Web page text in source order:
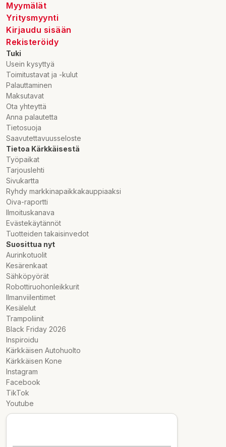
Myymälät
Yritysmyynti
Kirjaudu sisään
Rekisteröidy
Tuki
Usein kysyttyä
Toimitustavat ja -kulut
Palauttaminen
Maksutavat
Ota yhteyttä
Anna palautetta
Tietosuoja
Saavutettavuusseloste
Tietoa Kärkkäisestä
Työpaikat
Tarjouslehti
Sivukartta
Ryhdy markkinapaikkakauppiaaksi
Oiva-raportti
Ilmoituskanava
Evästekäytännöt
Tuotteiden takaisinvedot
Suosittua nyt
Aurinkotuolit
Kesärenkaat
Sähköpyörät
Robottiruohonleikkurit
Ilmanviilentimet
Kesälelut
Trampoliinit
Black Friday 2026
Inspiroidu
Kärkkäisen Autohuolto
Kärkkäisen Kone
Instagram
Facebook
TikTok
Youtube